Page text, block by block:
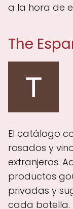
a la hora de
The
El catálogo
rosados y
extranjeros.
productos
privadas y
cada botella.